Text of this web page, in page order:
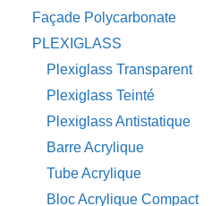
Façade Polycarbonate
PLEXIGLASS
Plexiglass Transparent
Plexiglass Teinté
Plexiglass Antistatique
Barre Acrylique
Tube Acrylique
Bloc Acrylique Compact